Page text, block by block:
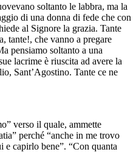
soltanto le labbra, ma la
di una donna di fede che con
al Signore la grazia. Tante
tante!, che vanno a pregare
pensiamo soltanto a una
lacrime è riuscita ad avere la
Sant’Agostino. Tante ce ne
verso il quale, ammette
perché “anche in me trovo
capirlo bene”. “Con quanta